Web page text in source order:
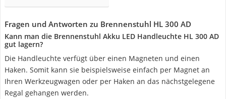
Fragen und Antworten zu Brennenstuhl HL 300 AD
Kann man die Brennenstuhl Akku LED Handleuchte HL 300 AD
gut lagern?
Die Handleuchte verfügt über einen Magneten und einen
Haken. Somit kann sie beispielsweise einfach per Magnet an
Ihren Werkzeugwagen oder per Haken an das nächstgelegene
Regal gehangen werden.